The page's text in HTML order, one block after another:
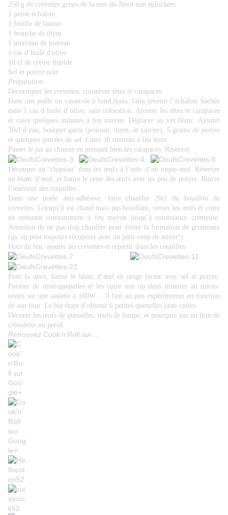
250 g de crevettes grises de la mer du Nord non épluchées
1 petite échalote
1 feuille de laurier
1 branche de thym
1 morceau de poireau
1 càs d’huile d'olive
10 cl de crème liquide
Sel et poivre noir
Préparation:
Décortiquer les crevettes; conserver têtes et carapaces.
Dans une poêle ou casserole à fond épais, faire revenir l’échalote hachée
dans 1 càs d’huile d’olive, sans coloration. Ajouter les têtes et carapaces
et cuire quelques minutes à feu moyen. Déglacer au vin blanc. Ajouter
30cl d’eau, bouquet garni (poireau, thym, et laurier), 5 grains de poivre
et quelques pincées de sel. Cuire 30 minutes à feu doux.
Passer le jus au chinois en pressant bien les carapaces. Réserver.
Découper un ‘chapeau’ dans les œufs à l’aide d’un toque-œuf. Réserver
un blanc d’œuf, et battre le reste des œufs avec un peu de poivre. Rincer
l’intérieur des coquilles.
Dans une poêle anti-adhésive, faire chauffer 20cl du bouillon de
crevettes. Lorsqu’il est chaud mais pas bouillant, verser les œufs et cuire
en remuant constamment à feu moyen jusqu’à consistance crémeuse.
Attention de ne pas trop chauffer pour éviter la formation de grumeaux
(qu’on peut toujours récupérer avec un petit coup de mixer!).
Hors du feu, ajouter les crevettes et répartir dans les coquilles.
Pour la déco, battre le blanc d’œuf en neige ferme avec sel et poivre.
Former de mini-quenelles et les cuire une ou deux minutes au micro-
ondes sur une assiette à 180W… il faut un peu expérimenter en fonction
de son four. Le but étant d’obtenir 6 petites quenelles juste cuites.
Décorer les œufs de quenelles, œufs de lompe, et pourquoi pas un brin de
ciboulette ou persil.
Retrouvez Cook’n’Roll sur…